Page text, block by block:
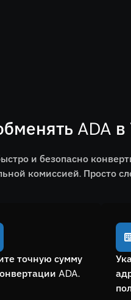
ADA в
и безопасно
комиссией. Просто
точную сумму
ADA.